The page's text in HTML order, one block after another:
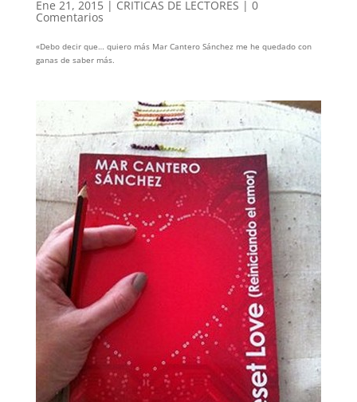
Ene 21, 2015| CRITICAS DE LECTORES | 0
Comentarios
«Debo decir que… quiero más Mar Cantero Sánchez me he quedado con
ganas de saber más.